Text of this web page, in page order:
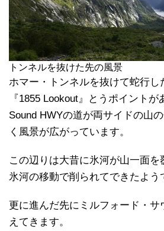
トンネルを抜けた先の風景
ホマー・トンネルを抜けて蛇行し
『1855 Lookout』とうポイント
Sound HWYの道が両サイドの山
く風景が広がっています。
この辺りは大昔に氷河が山一面を
氷河の移動で削られてできたよう
更に進んだ先にミルフォード・サ
えてきます。